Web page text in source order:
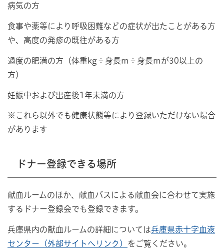
病気の方
食事や薬等により呼吸困難などの症状が出たことがある方
や、高度の発疹の既往がある方
過度の肥満の方（体重kg÷身長m÷身長mが30以上の
方）
妊娠中および出産後1年未満の方
※これら以外でも健康状態等により登録いただけない場合
があります
ドナー登録できる場所
献血ルームのほか、献血バスによる献血会に合わせて実施
するドナー登録会でも登録できます。
兵庫県内の献血ルームの詳細については兵庫県赤十字血液
センター（外部サイトへリンク） をご覧ください。